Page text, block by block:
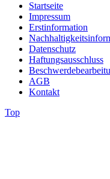
Startseite
Impressum
Erstinformation
Datenschutz
Haftungsausschluss
AGB
Kontakt
Top